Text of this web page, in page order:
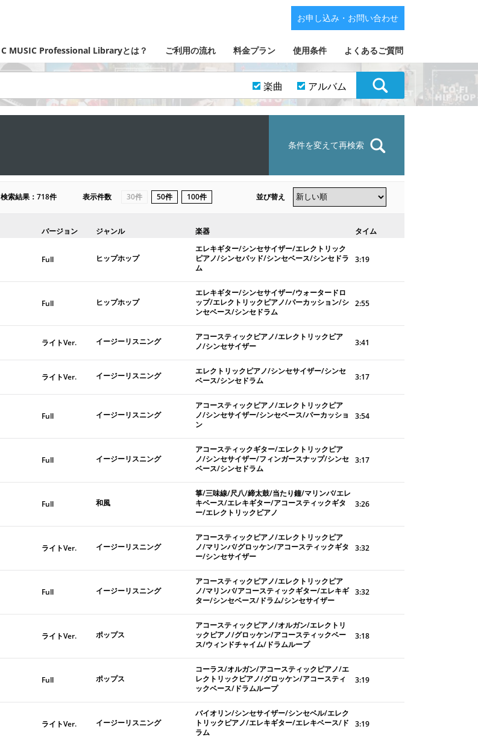
C MUSIC Professional Libraryとは？ ご利用の流れ 料金プラン 使用条件 よくあるご質問
お申し込み・お問い合わせ
楽曲 アルバム
条件を変えて再検索
検索結果：718件 表示件数 30件 50件 100件 並び替え
バージョン ジャンル 楽器 タイム
Full ヒップホップ
エレキギター/シンセサイザー/エレクトリック
ピアノ/シンセパッド/シンセベース/シンセドラ
ム
3:19
Full ヒップホップ
エレキギター/シンセサイザー/ウォータードロ
ップ/エレクトリックピアノ/パーカッション/シ
ンセベース/シンセドラム
2:55
ライトVer. イージーリスニング
アコースティックピアノ/エレクトリックピア
ノ/シンセサイザー
3:41
ライトVer. イージーリスニング
エレクトリックピアノ/シンセサイザー/シンセ
ベース/シンセドラム
3:17
Full イージーリスニング
アコースティックピアノ/エレクトリックピア
ノ/シンセサイザー/シンセベース/パーカッショ
ン
3:54
Full イージーリスニング
アコースティックギター/エレクトリックピア
ノ/シンセサイザー/フィンガースナップ/シンセ
ベース/シンセドラム
3:17
Full 和風
箏/三味線/尺八/締太鼓/当たり鐘/マリンバ/エレ
キベース/エレキギター/アコースティックギタ
ー/エレクトリックピアノ
3:26
ライトVer. イージーリスニング
アコースティックピアノ/エレクトリックピア
ノ/マリンバ/グロッケン/アコースティックギタ
ー/シンセサイザー
3:32
Full イージーリスニング
アコースティックピアノ/エレクトリックピア
ノ/マリンバ/アコースティックギター/エレキギ
ター/シンセベース/ドラム/シンセサイザー
3:32
ライトVer. ポップス
アコースティックピアノ/オルガン/エレクトリ
ックピアノ/グロッケン/アコースティックベー
ス/ウィンドチャイム/ドラムループ
3:18
Full ポップス
コーラス/オルガン/アコースティックピアノ/エ
レクトリックピアノ/グロッケン/アコースティ
ックベース/ドラムループ
3:19
ライトVer. イージーリスニング
バイオリン/シンセサイザー/シンセベル/エレク
トリックピアノ/エレキギター/エレキベース/ド
ラム
3:19